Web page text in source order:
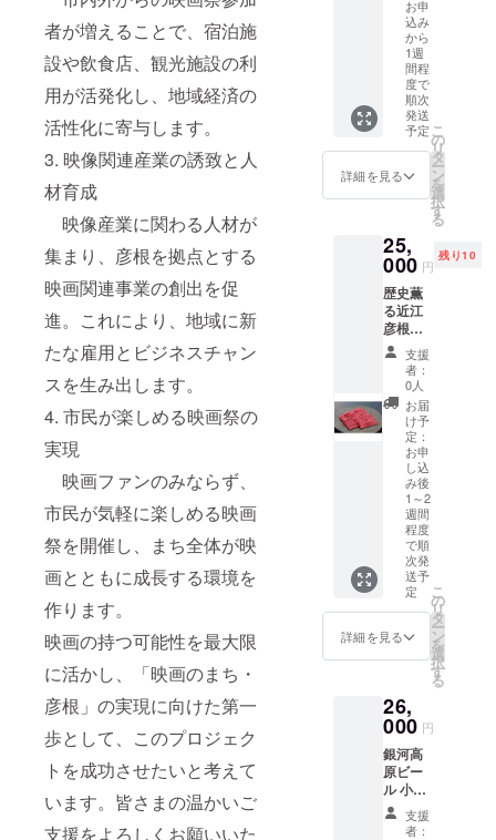
者が増えることで、宿泊施
設や飲食店、観光施設の利
用が活発化し、地域経済の
活性化に寄与します。
3. 映像関連産業の誘致と人
材育成
映像産業に関わる人材が
集まり、彦根を拠点とする
映画関連事業の創出を促
進。これにより、地域に新
たな雇用とビジネスチャン
スを生み出します。
4. 市民が楽しめる映画祭の
実現
映画ファンのみならず、
市民が気軽に楽しめる映画
祭を開催し、まち全体が映
画とともに成長する環境を
作ります。
映画の持つ可能性を最大限
に活かし、「映画のまち・
彦根」の実現に向けた第一
歩として、このプロジェク
トを成功させたいと考えて
います。皆さまの温かいご
支援をよろしくお願いいた
す
■注
意事項/
品に含
まれる
アレル
ゲン特
定原材
料等:小
麦・
卵。 ※
本商品
製造設
備では
乳成分
を含む
商品を
製造し
ていま
す。 ※
はちみ
つを使
用して
おりま
すので1
歳未満
の乳児
ないで
下さ
い。 ※
保存方
法:直射
日光、
高温多
湿を避
ド、ス
リラン
カ、そ
の他)
(ダージ
リン
20%)、
香料、
ビタミ
ンC ■注
イメー
ジで
す。
パウ
ダー、
胡椒、
香辛
料、植
物油
脂、コ
ンソメ/
剤、
イース
タミン
C、調味
料(アミ
ノ酸
等)、酸
味料、
カラメ
ル色素
(一部に
小麦・
卵・乳
成分・
牛肉・
大豆・
豚肉を
含む)
【和風
ソー
ス】 醤
油(国内
製造)、
ドウ糖
液陶、
イン調
製品(ワ
イン、
食塩)、
りん
ご、発
酵調味
料、た
タン
ダード
ビール
をぜひ
ご堪能
くださ
礼品の
内容に
ついて
・【キ
晴れ風
[350ml
×24缶(1
ケース)]
製
造地:滋
賀県
賞
味期限:
製造日
から9か
材料・
成分 麦
芽(外国
製造又
は国内
製造
(5%未
満))、
ホップ
■注意事
項/その
他 ※画
です。
※到着日
数は配
送地域
により
異なり
ます。
フト
ビール
「スプ
リング
バレー
豊潤」
をご提
供しま
す。 豊
に、綺
麗な後
め細や
かなふ
わとろ
の泡
と、口
に広が
る麦の
うま
み。素
材も手
間も時
間も一
切手加
減なし
で仕上
げた、
おいし
さで
す。 ■
お礼品
の内容
につい
【キリ
ン】ス
グバ
レー
(SPRIN
G
VALLE
Y) 豊潤
496[1
ケース
ず天日
塩で化
粧塩
し、立
て串(余
分な脂
を焼き
落とし
ます)に
て香ば
しく焼
き上げ
た。
「香
魚」と
も呼ば
れる鮎
の淡白
にして
高尚、
涼やか
な味わ
いをお
楽しみ
くださ
い。 ミ
シュラ
ン星付
きの料
理人が
認めた
ブラン
ド鮎の
最高峰
「木村
鮎」を
使用。
職人が
美しく
踊り串
を打
ち、直
火で皮
はパ
リッと
お申
込み
から
1週
間程
度で
順次
発送
予定
詳細を見る
こ
の
リ
タ
ー
ン
を
選
択
す
る
25,
000 円
残り10
歴史薫
る近江
彦根中
山道に
ある牛
一頭買
いの小
さな肉
屋で
す。 1
ランク
上近江
牛A5メ
ス牛
は、美
しく
やわら
かく
手のぬ
くもり
でとけ
ます 滋
頭1頭大
切に育
てられ
ました
特別な
黒牛を
お届け
します
支援
者：
0人
お届
け予
定：
お申
し込
み後
1～2
週間
程度
で順
次発
送予
定
詳細を見る
こ
の
リ
タ
ー
ン
を
選
択
す
る
26,
000 円
銀河高
原ビー
ル 小麦
のビー
ル 小麦
支援
者：